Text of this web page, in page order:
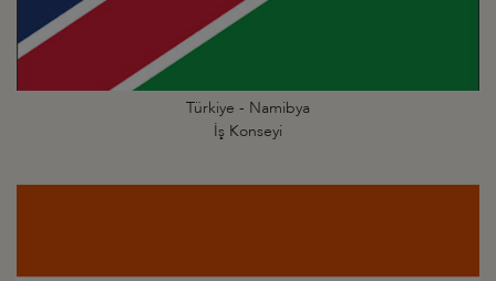
Türkiye - Namibya
İş Konseyi